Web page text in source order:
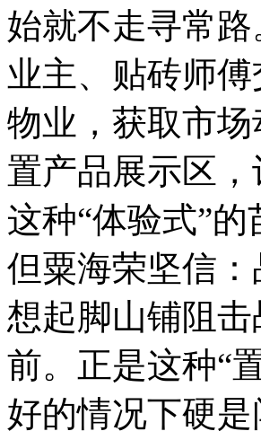
始就不走寻常
业主、贴砖师
物业，获取市
置产品展示区
这种“体验式”
但粟海荣坚信
想起脚山铺阻
前。正是这种“
好的情况下硬